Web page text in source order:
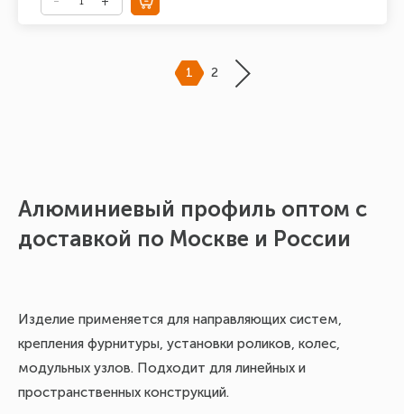
1 2
Алюминиевый профиль оптом с
доставкой по Москве и России
Изделие применяется для направляющих систем,
крепления фурнитуры, установки роликов, колес,
модульных узлов. Подходит для линейных и
пространственных конструкций.